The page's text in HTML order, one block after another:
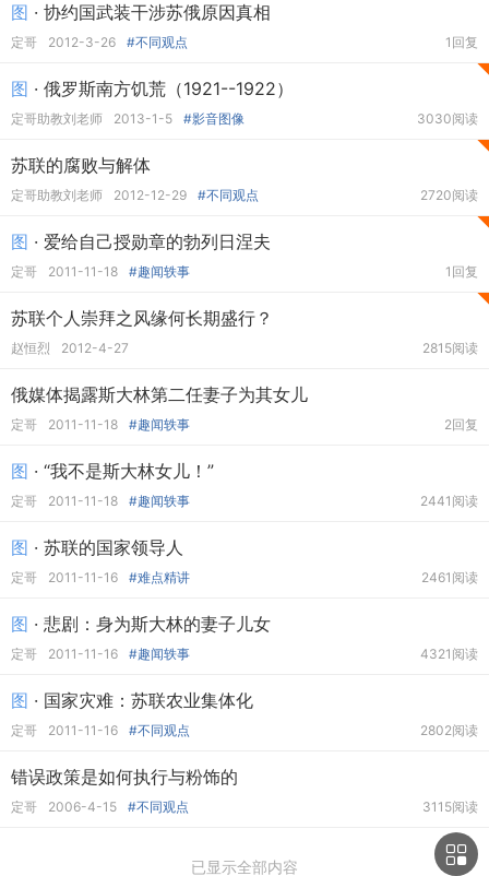
图 · 协约国武装干涉苏俄原因真相
定哥 2012-3-26 #不同观点 1回复
图 · 俄罗斯南方饥荒（1921--1922）
定哥助教刘老师 2013-1-5 #影音图像 3030阅读
苏联的腐败与解体
定哥助教刘老师 2012-12-29 #不同观点 2720阅读
图 · 爱给自己授勋章的勃列日涅夫
定哥 2011-11-18 #趣闻轶事 1回复
苏联个人崇拜之风缘何长期盛行？
赵恒烈 2012-4-27 2815阅读
俄媒体揭露斯大林第二任妻子为其女儿
定哥 2011-11-18 #趣闻轶事 2回复
图 · “我不是斯大林女儿！”
定哥 2011-11-18 #趣闻轶事 2441阅读
图 · 苏联的国家领导人
定哥 2011-11-16 #难点精讲 2461阅读
图 · 悲剧：身为斯大林的妻子儿女
定哥 2011-11-16 #趣闻轶事 4321阅读
图 · 国家灾难：苏联农业集体化
定哥 2011-11-16 #不同观点 2802阅读
错误政策是如何执行与粉饰的
定哥 2006-4-15 #不同观点 3115阅读
已显示全部内容